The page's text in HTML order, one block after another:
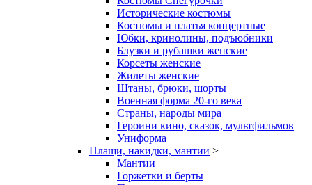
Исторические костюмы
Костюмы и платья концертные
Юбки, кринолины, подъюбники
Блузки и рубашки женские
Корсеты женские
Жилеты женские
Штаны, брюки, шорты
Военная форма 20-го века
Страны, народы мира
Героини кино, сказок, мультфильмов
Униформа
Плащи, накидки, мантии >
Мантии
Горжетки и берты